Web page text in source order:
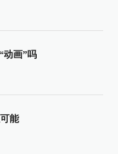
动画”吗
能